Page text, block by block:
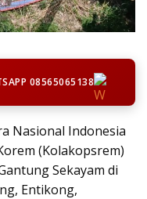
08565065138
Nasional Indonesia
(Kolakopsrem)
Sekayam di
Entikong,